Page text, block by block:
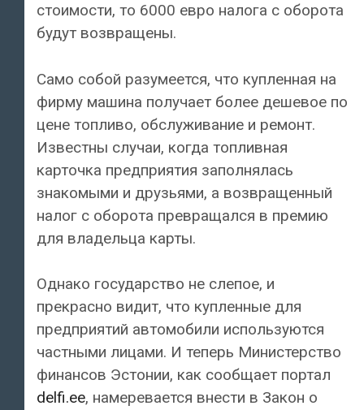
стоимости, то 6000 евро налога с оборота
будут возвращены.
Само собой разумеется, что купленная на
фирму машина получает более дешевое по
цене топливо, обслуживание и ремонт.
Известны случаи, когда топливная
карточка предприятия заполнялась
знакомыми и друзьями, а возвращенный
налог с оборота превращался в премию
для владельца карты.
Однако государство не слепое, и
прекрасно видит, что купленные для
предприятий автомобили используются
частными лицами. И теперь Министерство
финансов Эстонии, как сообщает портал
delfi.ee, намеревается внести в Закон о